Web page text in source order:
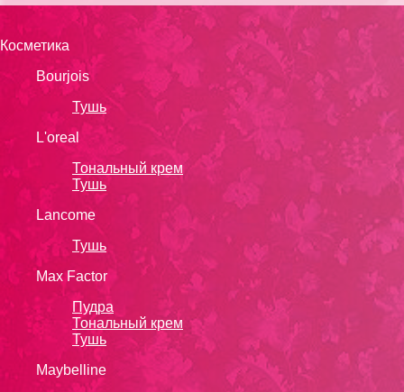
Косметика
Bourjois
Тушь
L'oreal
Тональный крем
Тушь
Lanсоmе
Тушь
Max Factor
Пудра
Тональный крем
Тушь
Maybelline